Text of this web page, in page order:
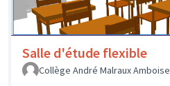
Salle d'étude flexible
Collège André Malraux Amboise